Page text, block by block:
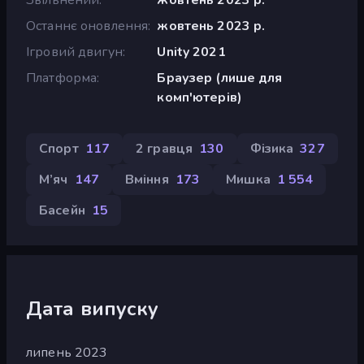
Останнє оновлення жовтень 2023 р.
Ігровий двигун
Unity 2021
Платформа
Браузер (лише для
комп'ютерів)
Спорт 117 2 гравця 130 Фізика 327
М’яч 147 Вміння 173 Мишка 1 554
Басейн 15
Дата випуску
липень 2023